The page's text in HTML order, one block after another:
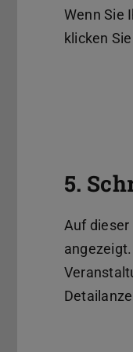
Wenn Sie
klicken
5.
Auf dieser